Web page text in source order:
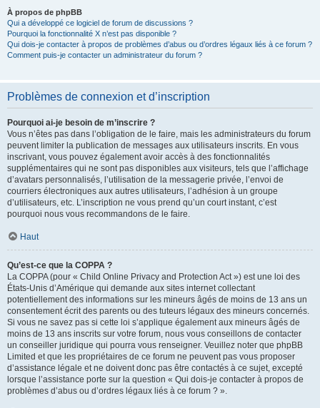
À propos de phpBB
Qui a développé ce logiciel de forum de discussions ?
Pourquoi la fonctionnalité X n’est pas disponible ?
Qui dois-je contacter à propos de problèmes d’abus ou d’ordres légaux liés à ce forum ?
Comment puis-je contacter un administrateur du forum ?
Problèmes de connexion et d’inscription
Pourquoi ai-je besoin de m’inscrire ?
Vous n’êtes pas dans l’obligation de le faire, mais les administrateurs du forum
peuvent limiter la publication de messages aux utilisateurs inscrits. En vous
inscrivant, vous pouvez également avoir accès à des fonctionnalités
supplémentaires qui ne sont pas disponibles aux visiteurs, tels que l’affichage
d’avatars personnalisés, l’utilisation de la messagerie privée, l’envoi de
courriers électroniques aux autres utilisateurs, l’adhésion à un groupe
d’utilisateurs, etc. L’inscription ne vous prend qu’un court instant, c’est
pourquoi nous vous recommandons de le faire.
Haut
Qu’est-ce que la COPPA ?
La COPPA (pour « Child Online Privacy and Protection Act ») est une loi des
États-Unis d’Amérique qui demande aux sites internet collectant
potentiellement des informations sur les mineurs âgés de moins de 13 ans un
consentement écrit des parents ou des tuteurs légaux des mineurs concernés.
Si vous ne savez pas si cette loi s’applique également aux mineurs âgés de
moins de 13 ans inscrits sur votre forum, nous vous conseillons de contacter
un conseiller juridique qui pourra vous renseigner. Veuillez noter que phpBB
Limited et que les propriétaires de ce forum ne peuvent pas vous proposer
d’assistance légale et ne doivent donc pas être contactés à ce sujet, excepté
lorsque l’assistance porte sur la question « Qui dois-je contacter à propos de
problèmes d’abus ou d’ordres légaux liés à ce forum ? ».